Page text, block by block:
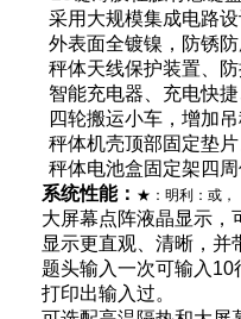
采用大规模集成电路
外表面全镀镍，防锈
秤体天线保护装置、
智能充电器、充电快
四轮搬运小车，增加
秤体机壳顶部固定垫
秤体电池盒固定架四
系统性能： ★：明利： 或，
大屏幕点阵液晶显示，
显示更直观、清晰，并
题头输入一次可输入 10
打印出输入过。